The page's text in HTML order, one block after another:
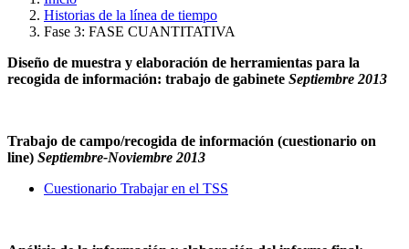
Historias de la línea de tiempo
Fase 3: FASE CUANTITATIVA
Diseño de muestra y elaboración de herramientas para la
recogida de información: trabajo de gabinete Septiembre 2013
Trabajo de campo/recogida de información (cuestionario on
line) Septiembre-Noviembre 2013
Cuestionario Trabajar en el TSS